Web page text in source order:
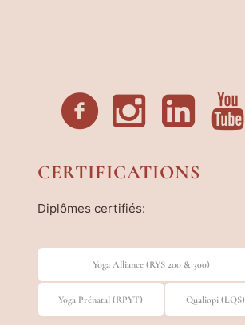
CERTIFICATIONS
Diplômes certifiés:
Yoga Alliance (RYS 200 & 300)
Yoga Prénatal (RPYT) Qualiopi (LQS)